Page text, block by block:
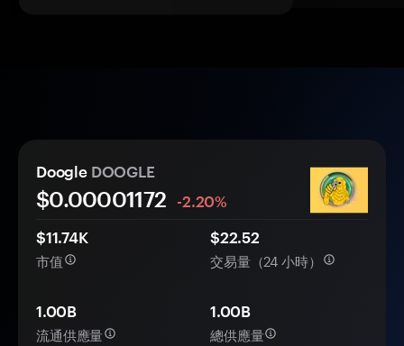
Doogle DOOGLE
$0.00001172
-2.20%
$11.74K
市值
$22.52
交易量（24 小時）
1.00B
流通供應量
1.00B
總供應量